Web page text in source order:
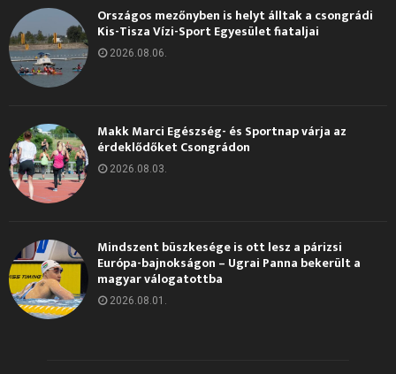
Országos mezőnyben is helyt álltak a csongrádi
Kis-Tisza Vízi-Sport Egyesület fiataljai
2026.08.06.
Makk Marci Egészség- és Sportnap várja az
érdeklődőket Csongrádon
2026.08.03.
Mindszent büszkesége is ott lesz a párizsi
Európa-bajnokságon – Ugrai Panna bekerült a
magyar válogatottba
2026.08.01.